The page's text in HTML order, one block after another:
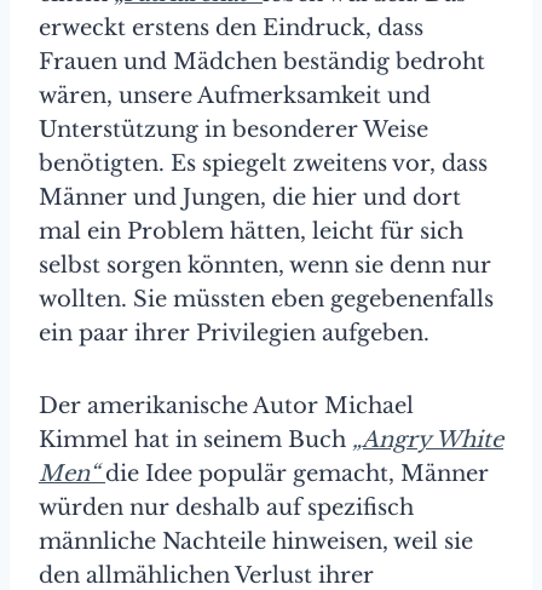
erweckt erstens den Eindruck, dass
Frauen und Mädchen beständig bedroht
wären, unsere Aufmerksamkeit und
Unterstützung in besonderer Weise
benötigten. Es spiegelt zweitens vor, dass
Männer und Jungen, die hier und dort
mal ein Problem hätten, leicht für sich
selbst sorgen könnten, wenn sie denn nur
wollten. Sie müssten eben gegebenenfalls
ein paar ihrer Privilegien aufgeben.
Der amerikanische Autor Michael
Kimmel hat in seinem Buch „Angry White
Men“ die Idee populär gemacht, Männer
würden nur deshalb auf spezifisch
männliche Nachteile hinweisen, weil sie
den allmählichen Verlust ihrer